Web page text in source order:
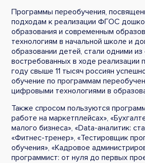
Программы переобучения,
подходам к реализации ФГОС
образования и современным
технологиям в начальной школе и
образовании детей, стали одними
востребованных в ходе реализации
году свыше 11 тысяч россиян
обучение по программам
цифровыми технологиями в
Также спросом пользуются
работе на маркетплейсах»,
малого бизнеса», «Data-аналитик:
«Фитнес-тренер», «Тестировщик
обучения», «Кадровое
программист: от нуля до первых